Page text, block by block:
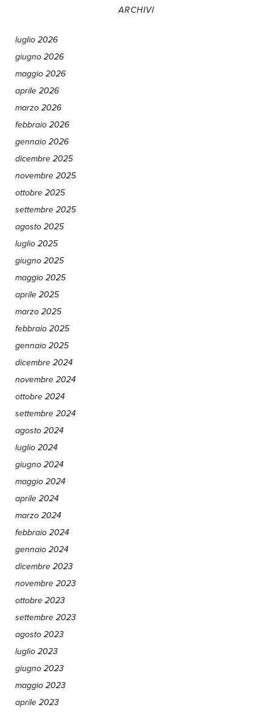
ARCHIVI
luglio 2026
giugno 2026
maggio 2026
aprile 2026
marzo 2026
febbraio 2026
gennaio 2026
dicembre 2025
novembre 2025
ottobre 2025
settembre 2025
agosto 2025
luglio 2025
giugno 2025
maggio 2025
aprile 2025
marzo 2025
febbraio 2025
gennaio 2025
dicembre 2024
novembre 2024
ottobre 2024
settembre 2024
agosto 2024
luglio 2024
giugno 2024
maggio 2024
aprile 2024
marzo 2024
febbraio 2024
gennaio 2024
dicembre 2023
novembre 2023
ottobre 2023
settembre 2023
agosto 2023
luglio 2023
giugno 2023
maggio 2023
aprile 2023